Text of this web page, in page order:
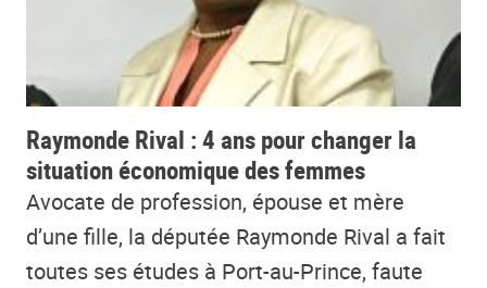
Raymonde Rival : 4 ans pour changer la
situation économique des femmes
Avocate de profession, épouse et mère
d’une fille, la députée Raymonde Rival a fait
toutes ses études à Port-au-Prince, faute